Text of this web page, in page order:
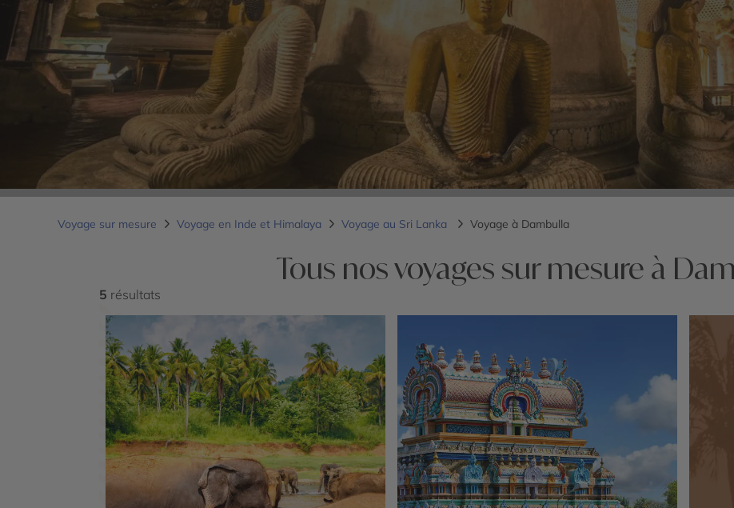
Voyage sur mesure Voyage en Inde et Himalaya Voyage au Sri Lanka Voyage à Dambulla
Tous nos voyages sur mesure à
5 résultats